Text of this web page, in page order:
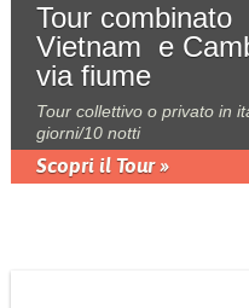
Tour combinato
Vietnam e
via fiume
Tour collettivo o privato in
giorni/10 notti
Scopri il Tour »